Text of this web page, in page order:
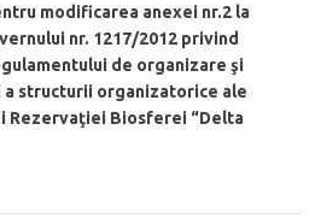
modificarea anexei nr.2 la
nr. 1217/2012 privind
de organizare şi
a structurii organizatorice ale
Rezervaţiei Biosferei “Delta